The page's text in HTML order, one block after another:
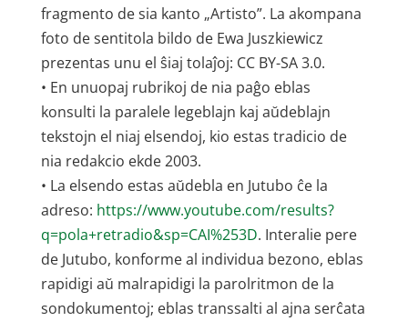
fragmento de sia kanto „Artisto”. La akompana
foto de sentitola bildo de Ewa Juszkiewicz
prezentas unu el ŝiaj tolaĵoj: CC BY-SA 3.0.
• En unuopaj rubrikoj de nia paĝo eblas
konsulti la paralele legeblajn kaj aŭdeblajn
tekstojn el niaj elsendoj, kio estas tradicio de
nia redakcio ekde 2003.
• La elsendo estas aŭdebla en Jutubo ĉe la
adreso: https://www.youtube.com/results?
q=pola+retradio&sp=CAI%253D. Interalie pere
de Jutubo, konforme al individua bezono, eblas
rapidigi aŭ malrapidigi la parolritmon de la
sondokumentoj; eblas transsalti al ajna serĉata